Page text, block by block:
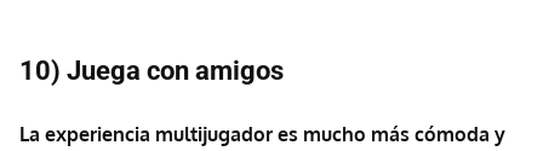
10) Juega con amigos
La experiencia multijugador es mucho más cómoda y